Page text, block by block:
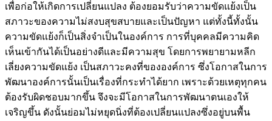
เพื่อก่อให้เกิดการเปลี่ยนแปลง ต้องยอมรับว่าความขัดแย้งเป็น
สภาวะของความไม่สงบสุขสบายและเป็นปัญหา แต่ทั้งนี้ทั้งนั้น
ความขัดแย้งก็เป็นสิ่งจำเป็นในองค์การ การที่บุคคลมีความคิด
เห็นเข้ากันได้เป็นอย่างดีและมีความสุข โดยการพยายามหลีก
เลี่ยงความขัดแย้ง เป็นสภาวะคงที่ขององค์การ ซึ่งโอกาสในการ
พัฒนาองค์การนั้นเป็นเรื่องที่กระทำได้ยาก เพราะด้วยเหตุทุกคน
ต้องรับผิดชอบมากขึ้น จึงจะมีโอกาสในการพัฒนาตนเองให้
เจริญขึ้น ดังนั้นย่อมไม่หยุดนิ่งที่ต้องเปลี่ยนแปลงซึ่งอยู่บนพื้น